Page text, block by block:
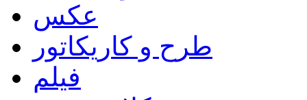
عکس
طرح و کاریکاتور
فیلم